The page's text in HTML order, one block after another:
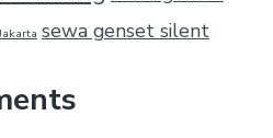
sewa genset silent